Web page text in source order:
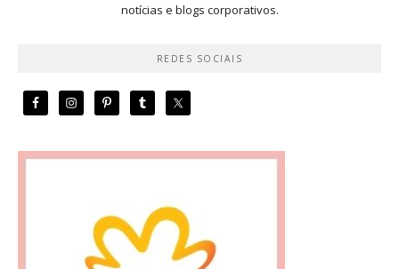
notícias e blogs corporativos.
REDES SOCIAIS